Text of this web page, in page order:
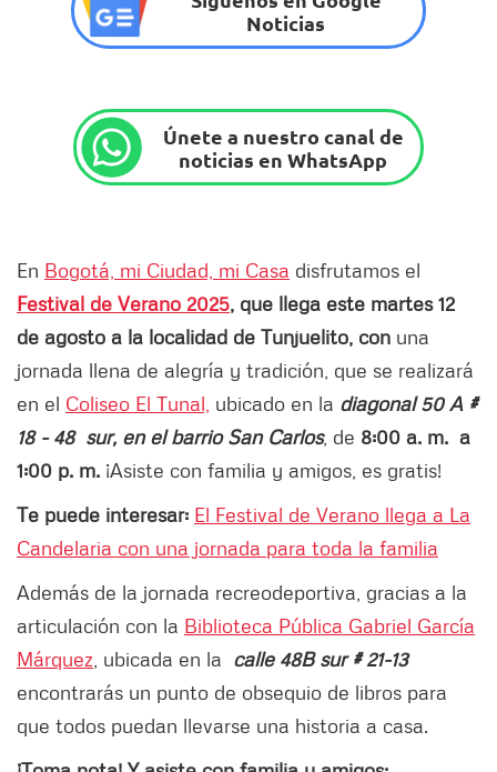
Noticias
Únete a nuestro canal de
noticias en WhatsApp
En Bogotá, mi Ciudad, mi Casa disfrutamos el
Festival de Verano 2025, que llega este martes 12
de agosto a la localidad de Tunjuelito, con una
jornada llena de alegría y tradición, que se realizará
en el Coliseo El Tunal, ubicado en la diagonal 50 A #
18 - 48 sur, en el barrio San Carlos, de 8:00 a. m. a
1:00 p. m. ¡Asiste con familia y amigos, es gratis!
Te puede interesar: El Festival de Verano llega a La
Candelaria con una jornada para toda la familia
Además de la jornada recreodeportiva, gracias a la
articulación con la Biblioteca Pública Gabriel García
Márquez , ubicada en la calle 48B sur # 21-13
encontrarás un punto de obsequio de libros para
que todos puedan llevarse una historia a casa.